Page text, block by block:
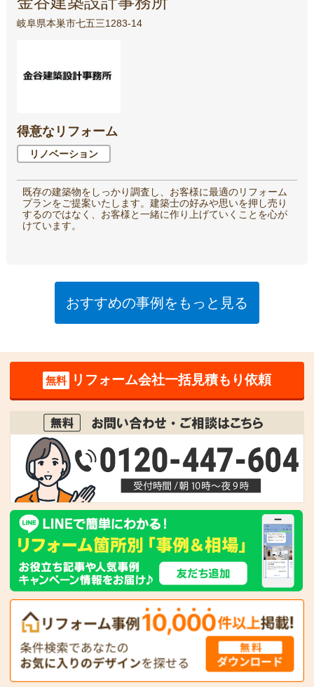
岐阜県本巣市七五三1283-14
得意なリフォーム
リノベーション
既存の建築物をしっかり調査し、お客様に最適のリフォーム
プランをご提案いたします。建築士の好みや思いを押し売り
するのではなく、お客様と一緒に作り上げていくことを心が
けています。
おすすめの事例をもっと見る
無料 リフォーム会社一括見積もり依頼